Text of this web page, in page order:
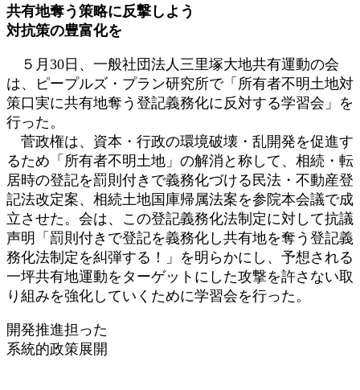
新
日
共有地奪う策略に反撃しよう
対抗策の豊富化を
５月30日、一般社団法人三里塚大地共有運動の会
は、ピープルズ・プラン研究所で「所有者不明土地対
策口実に共有地奪う登記義務化に反対する学習会」を
行った。
菅政権は、資本・行政の環境破壊・乱開発を促進す
るため「所有者不明土地」の解消と称して、相続・転
居時の登記を罰則付きで義務化づける民法・不動産登
記法改定案、相続土地国庫帰属法案を参院本会議で成
立させた。会は、この登記義務化法制定に対して抗議
声明「罰則付きで登記を義務化し共有地を奪う登記義
務化法制定を糾弾する！」を明らかにし、予想される
一坪共有地運動をターゲットにした攻撃を許さない取
り組みを強化していくために学習会を行った。
開発推進担った
系統的政策展開